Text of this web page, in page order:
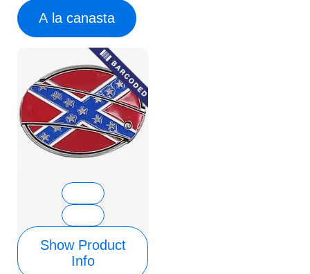
A la canasta
Show Product
Info